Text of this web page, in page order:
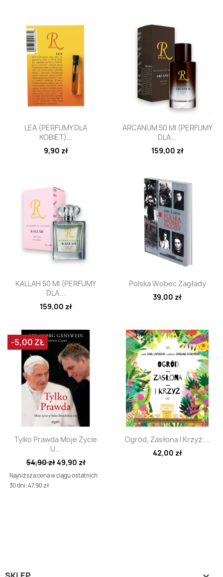
Szybki podgląd
LEA (PERFUMY DLA
KOBIET)...
9,90 zł
Szybki podgląd
ARCANUM 50 Ml (PERFUMY
DLA...
159,00 zł
 Szybki podgląd
KALLAH 50 Ml (PERFUMY
DLA...
159,00 zł
Szybki podgląd
Polska Wobec Zagłady
39,00 zł
 Szybki podgląd
Tylko Prawda Moje Życie
U...
54,90 zł49,90 zł
Najniższa cena w ciągu ostatnich
30 dni: 47.90 zł
-5,00 ZŁ
Szybki podgląd
Ogród, Zasłona I Krzyż....
42,00 zł